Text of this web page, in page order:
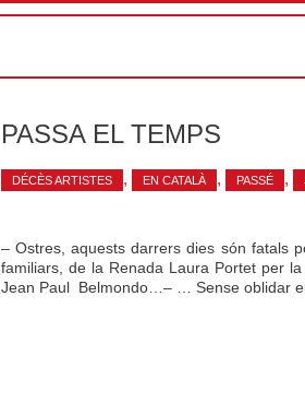
PASSA EL TEMPS
DÉCÈS ARTISTES , EN CATALÀ , PASSÉ ,
– Ostres, aquests darrers dies són fatals
familiars, de la Renada Laura Portet per
Jean Paul Belmondo…– … Sense oblidar el